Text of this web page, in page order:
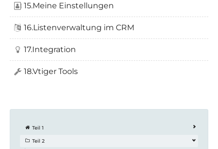
15.Meine Einstellungen
16.Listenverwaltung im CRM
17.Integration
18.Vtiger Tools
Teil 1
Teil 2